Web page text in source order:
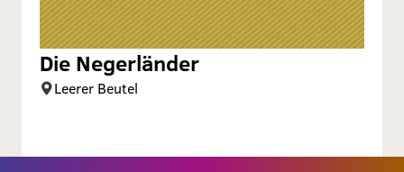
Die Negerländer
Leerer Beutel